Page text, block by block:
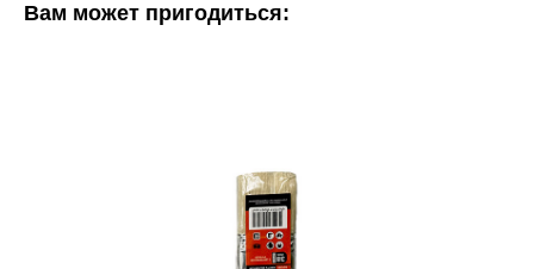
Вам может пригодиться: